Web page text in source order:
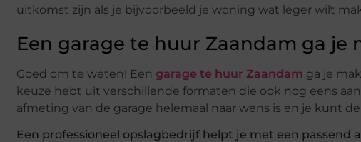
uitkomst zijn als je bijvoorbeeld je woning wat leger wilt
Een garage te huur Zaandam ga je
Goed om te weten! Een garage te huur Zaandam ga je
keuze hebt uit verschillende formaten die ook nog eens
afmeting van de garage helemaal naar wens is en je kunt
Een professioneel opslagbedrijf helpt je met een passend